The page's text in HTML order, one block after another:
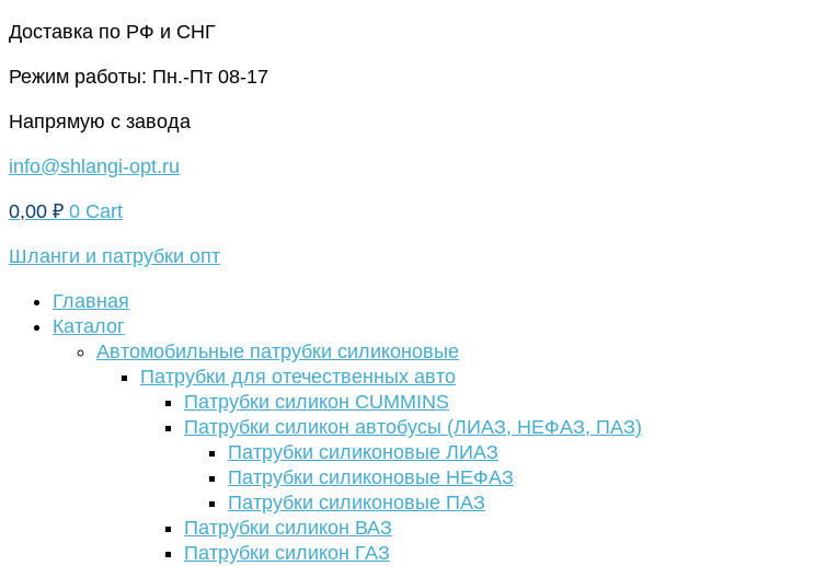
Перейти
содержимому
Доставка по РФ и СНГ
Режим работы: Пн.-Пт 08-17
Напрямую с завода
info@shlangi-opt.ru
0,00 ₽ 0 Cart
Шланги и патрубки опт
Главная
Каталог
Автомобильные патрубки силиконовые
Патрубки для отечественных авто
Патрубки силикон CUMMINS
Патрубки силикон автобусы (ЛИАЗ, НЕФАЗ, ПАЗ)
Патрубки силиконовые ЛИАЗ
Патрубки силиконовые НЕФАЗ
Патрубки силиконовые ПАЗ
Патрубки силикон ВАЗ
Патрубки силикон ГАЗ